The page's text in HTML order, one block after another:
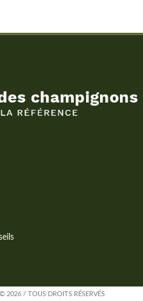
© 2026 / TOUS DROITS RÉSERVÉS